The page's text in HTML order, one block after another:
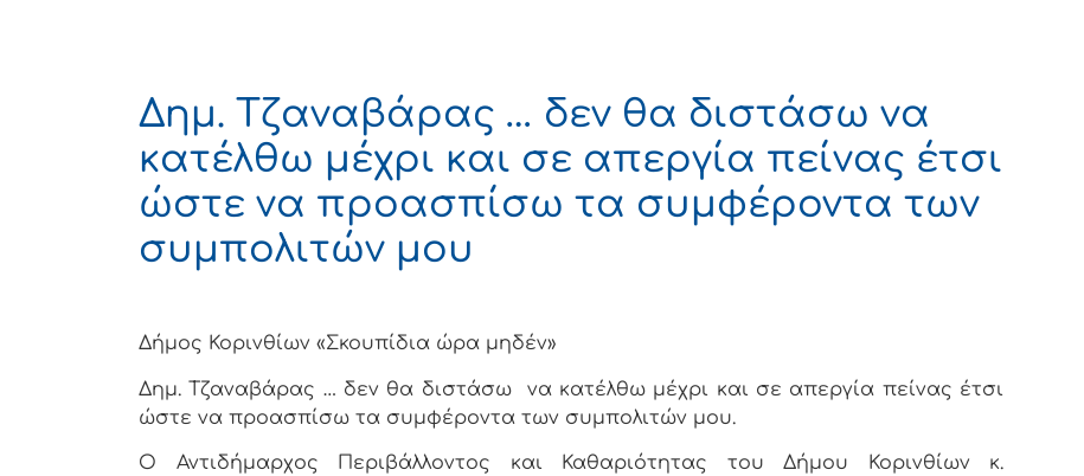
Δημ. Τζαναβάρας … δεν θα διστάσω να
κατέλθω μέχρι και σε απεργία πείνας έτσι
ώστε να προασπίσω τα συμφέροντα των
συμπολιτών μου
Δήμος Κορινθίων «Σκουπίδια ώρα μηδέν»
Δημ. Τζαναβάρας … δεν θα διστάσω να κατέλθω μέχρι και σε απεργία πείνας έτσι
ώστε να προασπίσω τα συμφέροντα των συμπολιτών μου.
Ο Αντιδήμαρχος Περιβάλλοντος και Καθαριότητας του Δήμου Κορινθίων κ.